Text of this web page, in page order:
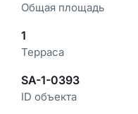
Общая площадь
1
Терраса
SA-1-0393
ID объекта